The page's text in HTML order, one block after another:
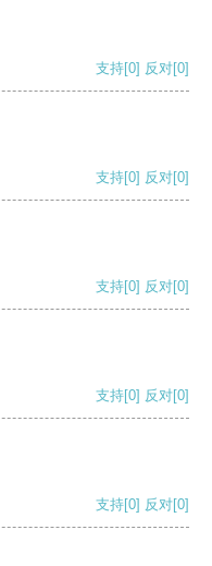
支持[0] 反对[0]
支持[0] 反对[0]
支持[0] 反对[0]
支持[0] 反对[0]
支持[0] 反对[0]